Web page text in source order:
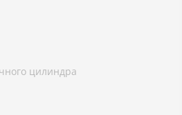
цилиндра